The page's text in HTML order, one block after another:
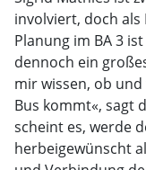
involviert, doch als
Planung im BA 3
dennoch ein
mir wissen, ob
Bus kommt«, sagt
scheint es, werde
herbeigewünscht